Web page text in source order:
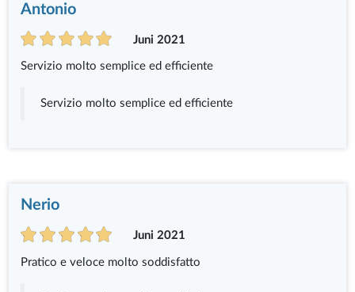
Antonio
Juni 2021
Servizio molto semplice ed efficiente
Servizio molto semplice ed efficiente
Nerio
Juni 2021
Pratico e veloce molto soddisfatto